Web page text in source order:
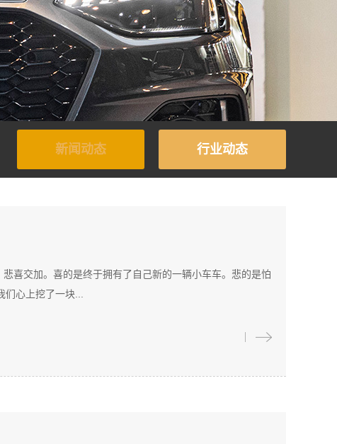
新闻动态 行业动态
喜交加。喜的是终于拥有了自己新的一辆小车车。悲的是怕
心上挖了一块...